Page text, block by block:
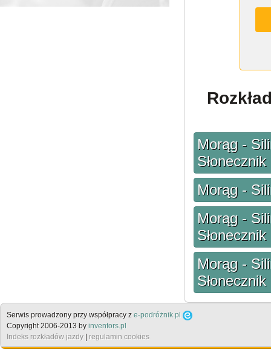
Morąg -
Morąg -
Morąg -
Morąg -
Serwis prowadzony przy współpracy z e-podróżnik.pl
Copyright 2006-2013 by inventors.pl
Indeks rozkładów jazdy
regulamin cookies